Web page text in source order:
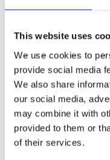
This website uses
We use cookies to
provide social media
We also share
our social media,
may combine it with
provided to them or
of their services.
I år har vi sammen
helt særligt—et